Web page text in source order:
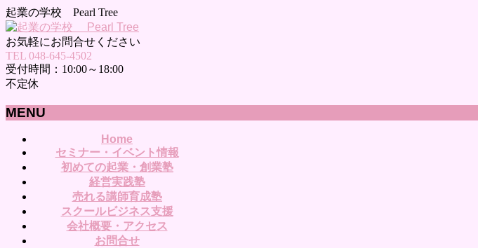
起業の学校 Pearl Tree
お気軽にお問合せください
TEL 048-645-4502
受付時間：10:00～18:00
不定休
MENU
Home
セミナー・イベント情報
初めての起業・創業塾
経営実践塾
売れる講師育成塾
スクールビジネス支援
会社概要・アクセス
お問合せ